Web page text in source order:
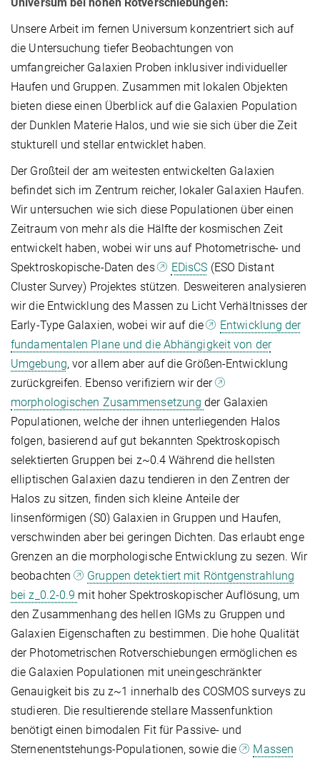
Unsere Arbeit im fernen Universum konzentriert sich auf
die Untersuchung tiefer Beobachtungen von
umfangreicher Galaxien Proben inklusiver individueller
Haufen und Gruppen. Zusammen mit lokalen Objekten
bieten diese einen Überblick auf die Galaxien Population
der Dunklen Materie Halos, und wie sie sich über die Zeit
stukturell und stellar entwicklet haben.
Der Großteil der am weitesten entwickelten Galaxien
befindet sich im Zentrum reicher, lokaler Galaxien Haufen.
Wir untersuchen wie sich diese Populationen über einen
Zeitraum von mehr als die Hälfte der kosmischen Zeit
entwickelt haben, wobei wir uns auf Photometrische- und
Spektroskopische-Daten des
EDisCS (ESO Distant
Cluster Survey) Projektes stützen. Desweiteren analysieren
wir die Entwicklung des Massen zu Licht Verhältnisses der
Early-Type Galaxien, wobei wir auf die
Entwicklung der
fundamentalen Plane und die Abhängigkeit von der
Umgebung, vor allem aber auf die Größen-Entwicklung
zurückgreifen. Ebenso verifiziern wir der
morphologischen Zusammensetzungder Galaxien
Populationen, welche der ihnen unterliegenden Halos
folgen, basierend auf gut bekannten Spektroskopisch
selektierten Gruppen bei z~0.4 Während die hellsten
elliptischen Galaxien dazu tendieren in den Zentren der
Halos zu sitzen, finden sich kleine Anteile der
linsenförmigen (S0) Galaxien in Gruppen und Haufen,
verschwinden aber bei geringen Dichten. Das erlaubt enge
Grenzen an die morphologische Entwicklung zu sezen. Wir
beobachten
Gruppen detektiert mit Röntgenstrahlung
bei z_0.2-0.9 mit hoher Spektroskopischer Auflösung, um
den Zusammenhang des hellen IGMs zu Gruppen und
Galaxien Eigenschaften zu bestimmen. Die hohe Qualität
der Photometrischen Rotverschiebungen ermöglichen es
die Galaxien Populationen mit uneingeschränkter
Genauigkeit bis zu z~1 innerhalb des COSMOS surveys zu
studieren. Die resultierende stellare Massenfunktion
benötigt einen bimodalen Fit für Passive- und
Sternenentstehungs-Populationen, sowie die
Massen